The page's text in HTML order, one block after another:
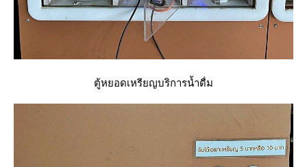
ตู้หยอดเหรียญบริการน้ำดื่ม